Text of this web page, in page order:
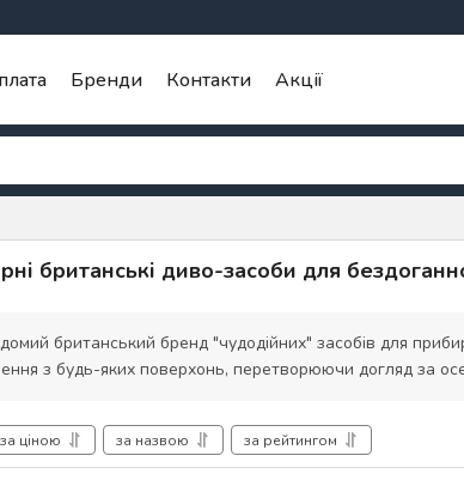
Бренди Контакти Акції
британські диво-засоби для
британський бренд "чудодійних" засобів для
з будь-яких поверхонь, перетворюючи догляд за
за ціною за назвою за рейтингом